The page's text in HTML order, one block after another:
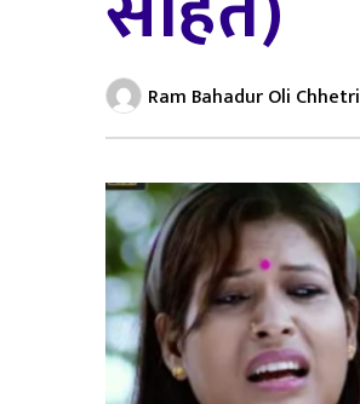
Ram Bahadur Oli Chhetri